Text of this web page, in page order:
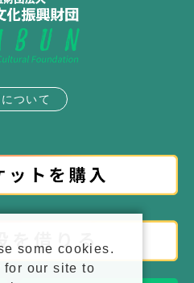
ついて
some cookies.
for our site to